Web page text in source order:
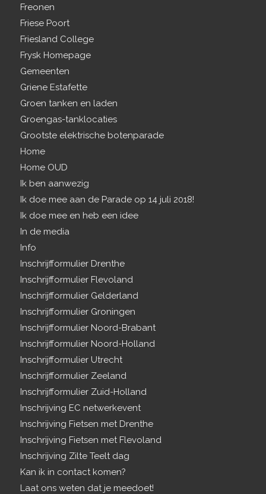
Freonen
Friese Poort
Friesland College
Frysk Homepage
Gemeenten
Griene Estafette
Groen tanken en laden
Groengas-tanklocaties
Grootste elektrische botenparade
Home
Home OUD
Ik ben aanwezig
Ik doe mee aan de Parade op 14 juli 2018!
Ik doe mee en heb een idee
In de media
Info
Inschrijfformulier Drenthe
Inschrijfformulier Flevoland
Inschrijfformulier Gelderland
Inschrijfformulier Groningen
Inschrijfformulier Noord-Brabant
Inschrijfformulier Noord-Holland
Inschrijfformulier Utrecht
Inschrijfformulier Zeeland
Inschrijfformulier Zuid-Holland
Inschrijving EC netwerkevent
Inschrijving Fietsen met Drenthe
Inschrijving Fietsen met Flevoland
Inschrijving Zilte Teelt dag
Kan ik in contact komen?
Laat ons weten dat je meedoet!